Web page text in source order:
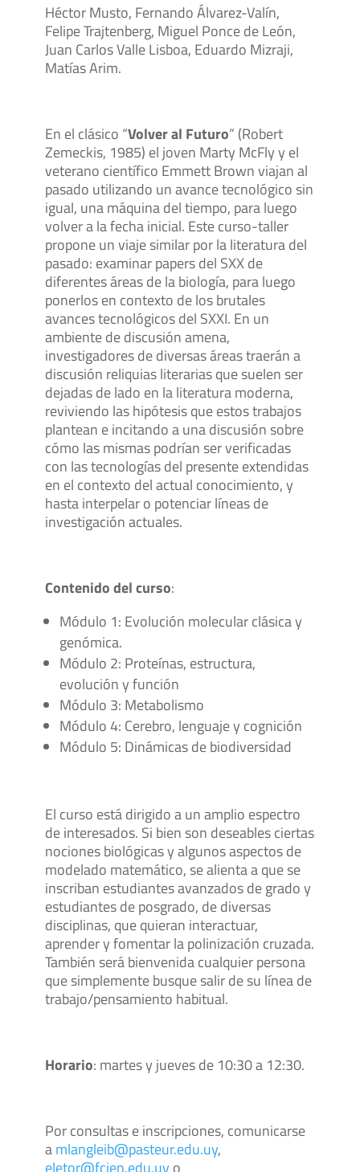
Héctor Musto, Fernando Álvarez-Valín,
Felipe Trajtenberg, Miguel Ponce de León,
Juan Carlos Valle Lisboa, Eduardo Mizraji,
Matías Arim.
En el clásico “Volver al Futuro” (Robert
Zemeckis, 1985) el joven Marty McFly y el
veterano científico Emmett Brown viajan al
pasado utilizando un avance tecnológico sin
igual, una máquina del tiempo, para luego
volver a la fecha inicial. Este curso-taller
propone un viaje similar por la literatura del
pasado: examinar papers del SXX de
diferentes áreas de la biología, para luego
ponerlos en contexto de los brutales
avances tecnológicos del SXXI. En un
ambiente de discusión amena,
investigadores de diversas áreas traerán a
discusión reliquias literarias que suelen ser
dejadas de lado en la literatura moderna,
reviviendo las hipótesis que estos trabajos
plantean e incitando a una discusión sobre
cómo las mismas podrían ser verificadas
con las tecnologías del presente extendidas
en el contexto del actual conocimiento, y
hasta interpelar o potenciar líneas de
investigación actuales.
Contenido del curso:
Módulo 1: Evolución molecular clásica y
genómica.
Módulo 2: Proteínas, estructura,
evolución y función
Módulo 3: Metabolismo
Módulo 4: Cerebro, lenguaje y cognición
Módulo 5: Dinámicas de biodiversidad
El curso está dirigido a un amplio espectro
de interesados. Si bien son deseables ciertas
nociones biológicas y algunos aspectos de
modelado matemático, se alienta a que se
inscriban estudiantes avanzados de grado y
estudiantes de posgrado, de diversas
disciplinas, que quieran interactuar,
aprender y fomentar la polinización cruzada.
También será bienvenida cualquier persona
que simplemente busque salir de su línea de
trabajo/pensamiento habitual.
Horario: martes y jueves de 10:30 a 12:30.
Por consultas e inscripciones, comunicarse
amlangleib@pasteur.edu.uy,
eletor@fcien.edu.uyo